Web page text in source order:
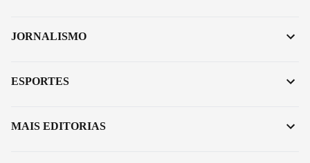
JORNALISMO
ESPORTES
MAIS EDITORIAS